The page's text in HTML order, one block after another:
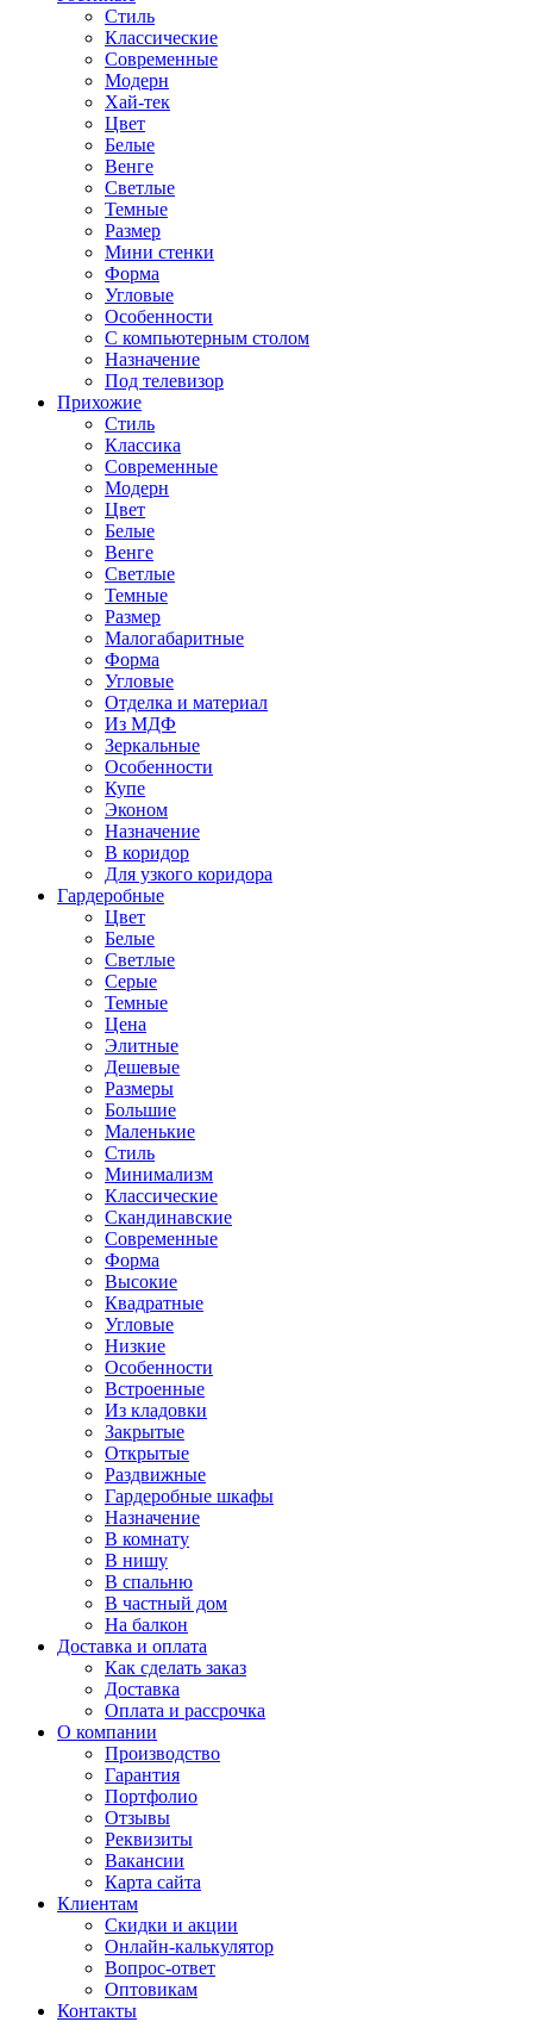
Стиль
Классические
Современные
Модерн
Хай-тек
Цвет
Белые
Венге
Светлые
Темные
Размер
Мини стенки
Форма
Угловые
Особенности
С компьютерным столом
Назначение
Под телевизор
Прихожие
Стиль
Классика
Современные
Модерн
Цвет
Белые
Венге
Светлые
Темные
Размер
Малогабаритные
Форма
Угловые
Отделка и материал
Из МДФ
Зеркальные
Особенности
Купе
Эконом
Назначение
В коридор
Для узкого коридора
Гардеробные
Цвет
Белые
Светлые
Серые
Темные
Цена
Элитные
Дешевые
Размеры
Большие
Маленькие
Стиль
Минимализм
Классические
Скандинавские
Современные
Форма
Высокие
Квадратные
Угловые
Низкие
Особенности
Встроенные
Из кладовки
Закрытые
Открытые
Раздвижные
Гардеробные шкафы
Назначение
В комнату
В нишу
В спальню
В частный дом
На балкон
Доставка и оплата
Как сделать заказ
Доставка
Оплата и рассрочка
О компании
Производство
Гарантия
Портфолио
Отзывы
Реквизиты
Вакансии
Карта сайта
Клиентам
Скидки и акции
Онлайн-калькулятор
Вопрос-ответ
Оптовикам
Контакты